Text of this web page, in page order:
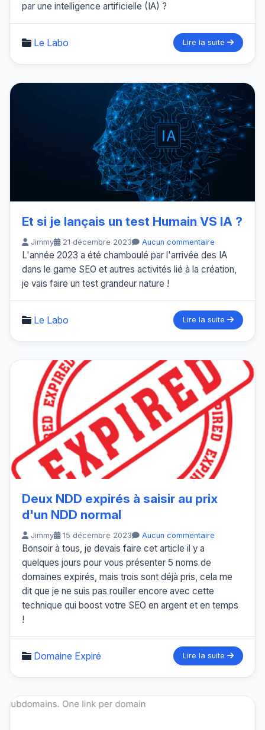
par une intelligence artificielle (IA) ?
Le Labo Lire la suite
Et si je lançais un test Humain VS IA ?
Jimmy 21 décembre 2023 Aucun commentaire
L'année 2023 a été chamboulé par l'arrivée des IA
dans le game SEO et autres activités lié à la création,
je vais faire un test grandeur nature !
Le Labo Lire la suite
Deux NDD expirés à saisir au prix
d'un NDD normal
Jimmy 15 décembre 2023 Aucun commentaire
Bonsoir à tous, je devais faire cet article il y a
quelques jours pour vous présenter 5 noms de
domaines expirés, mais trois sont déjà pris, cela me
dit que je ne suis pas rouiller encore avec cette
technique qui boost votre SEO en argent et en temps
!
Domaine Expiré Lire la suite